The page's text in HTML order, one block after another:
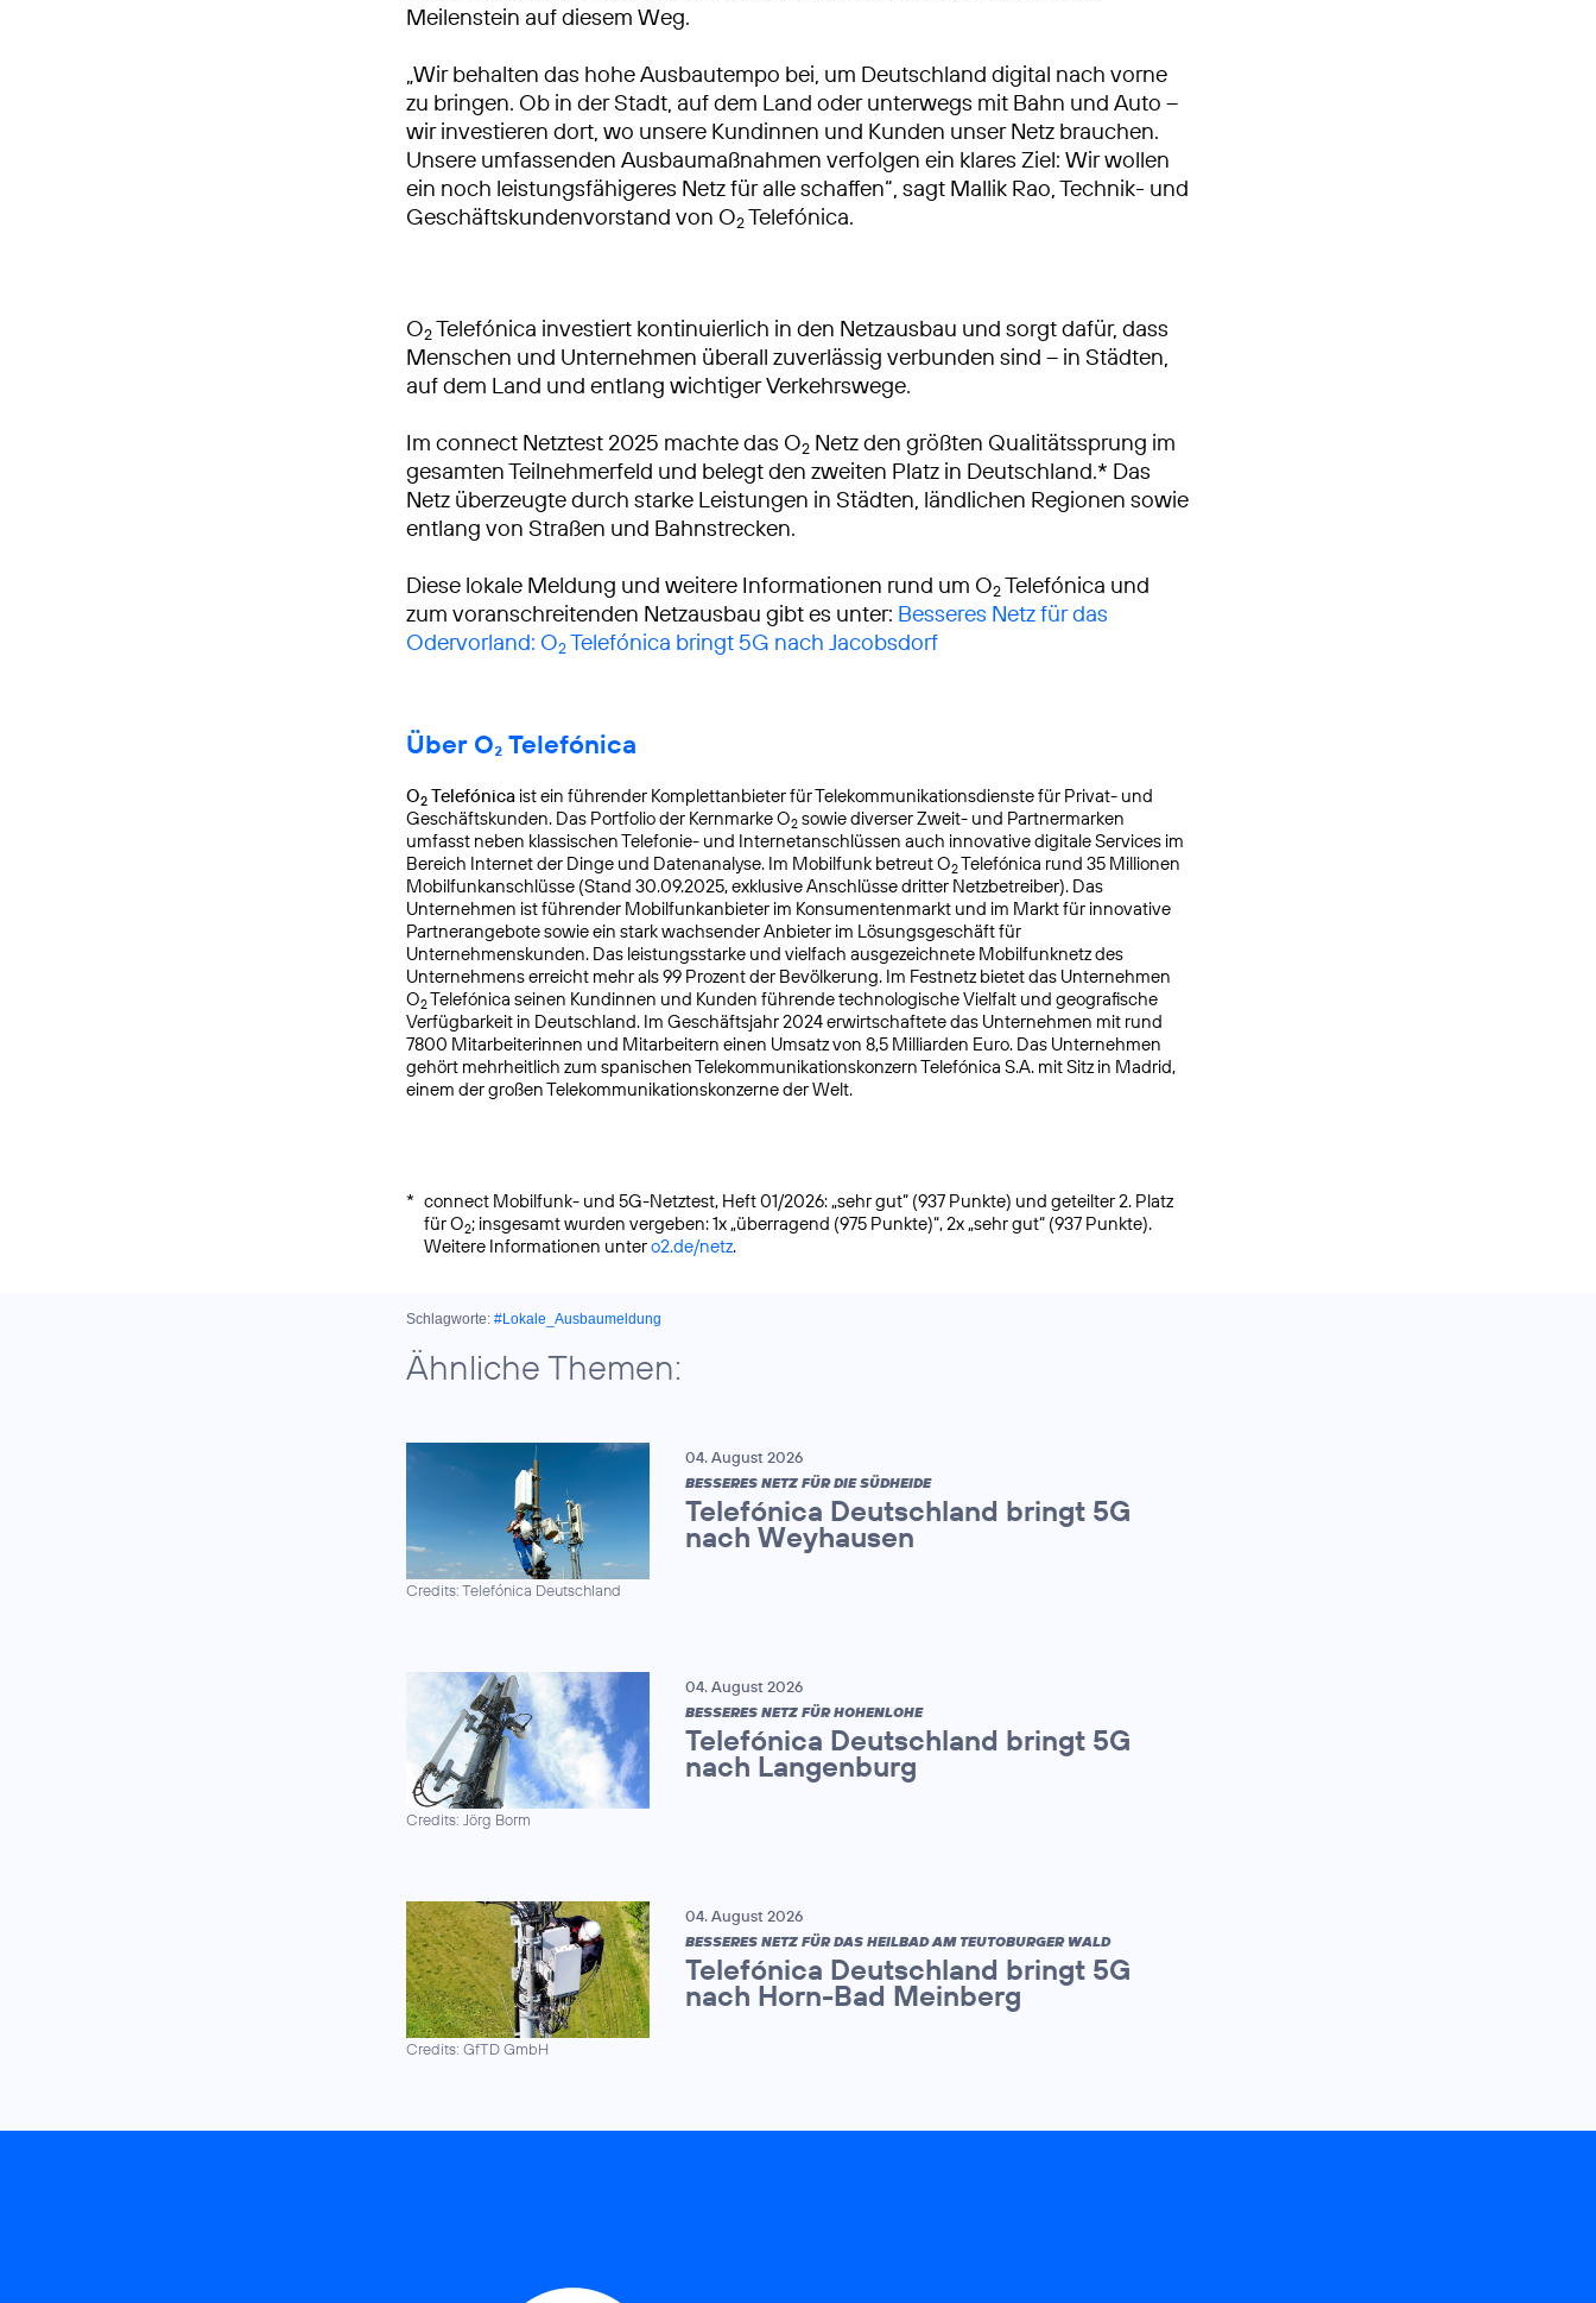
Meilenstein auf diesem Weg.
„Wir behalten das hohe Ausbautempo bei, um Deutschland digital nach vorne
zu bringen. Ob in der Stadt, auf dem Land oder unterwegs mit Bahn und Auto –
wir investieren dort, wo unsere Kundinnen und Kunden unser Netz brauchen.
Unsere umfassenden Ausbaumaßnahmen verfolgen ein klares Ziel: Wir wollen
ein noch leistungsfähigeres Netz für alle schaffen“, sagt Mallik Rao, Technik- und
Geschäftskundenvorstand von O2Telefónica.
O2Telefónica investiert kontinuierlich in den Netzausbau und sorgt dafür, dass
Menschen und Unternehmen überall zuverlässig verbunden sind – in Städten,
auf dem Land und entlang wichtiger Verkehrswege.
Im connect Netztest 2025 machte das O2 Netz den größten Qualitätssprung im
gesamten Teilnehmerfeld und belegt den zweiten Platz in Deutschland.* Das
Netz überzeugte durch starke Leistungen in Städten, ländlichen Regionen sowie
entlang von Straßen und Bahnstrecken.
Diese lokale Meldung und weitere Informationen rund um O2Telefónica und
zum voranschreitenden Netzausbau gibt es unter: Besseres Netz für das
Odervorland: O2Telefónica bringt 5G nach Jacobsdorf
Über O₂ Telefónica
O2 Telefónica ist ein führender Komplettanbieter für Telekommunikationsdienste für Privat- und
Geschäftskunden. Das Portfolio der Kernmarke O2 sowie diverser Zweit- und Partnermarken
umfasst neben klassischen Telefonie- und Internetanschlüssen auch innovative digitale Services im
Bereich Internet der Dinge und Datenanalyse. Im Mobilfunk betreut O2Telefónica rund 35 Millionen
Mobilfunkanschlüsse (Stand 30.09.2025, exklusive Anschlüsse dritter Netzbetreiber). Das
Unternehmen ist führender Mobilfunkanbieter im Konsumentenmarkt und im Markt für innovative
Partnerangebote sowie ein stark wachsender Anbieter im Lösungsgeschäft für
Unternehmenskunden. Das leistungsstarke und vielfach ausgezeichnete Mobilfunknetz des
Unternehmens erreicht mehr als 99 Prozent der Bevölkerung. Im Festnetz bietet das Unternehmen
O2Telefónica seinen Kundinnen und Kunden führende technologische Vielfalt und geografische
Verfügbarkeit in Deutschland. Im Geschäftsjahr 2024 erwirtschaftete das Unternehmen mit rund
7800 Mitarbeiterinnen und Mitarbeitern einen Umsatz von 8,5 Milliarden Euro. Das Unternehmen
gehört mehrheitlich zum spanischen Telekommunikationskonzern Telefónica S.A. mit Sitz in Madrid,
einem der großen Telekommunikationskonzerne der Welt.
* connect Mobilfunk- und 5G-Netztest, Heft 01/2026: „sehr gut“ (937 Punkte) und geteilter 2. Platz
für O2; insgesamt wurden vergeben: 1x „überragend (975 Punkte)“, 2x „sehr gut“ (937 Punkte).
Weitere Informationen untero2.de/netz.
Schlagworte: #Lokale_Ausbaumeldung
Ähnliche Themen:
Credits: Telefónica Deutschland
04. August 2026
BESSERES NETZ FÜR DIE SÜDHEIDE
Telefónica Deutschland bringt 5G
nach Weyhausen
Credits: Jörg Borm
04. August 2026
BESSERES NETZ FÜR HOHENLOHE
Telefónica Deutschland bringt 5G
nach Langenburg
Credits: GfTD GmbH
04. August 2026
BESSERES NETZ FÜR DAS HEILBAD AM TEUTOBURGER WALD
Telefónica Deutschland bringt 5G
nach Horn-Bad Meinberg